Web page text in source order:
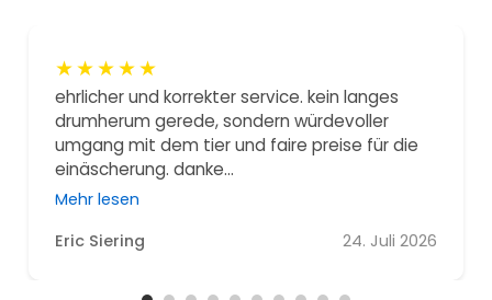
★★★★★
ehrlicher und korrekter service. kein langes
drumherum gerede, sondern würdevoller
umgang mit dem tier und faire preise für die
einäscherung. danke...
Mehr lesen
Eric Siering
24. Juli 2026